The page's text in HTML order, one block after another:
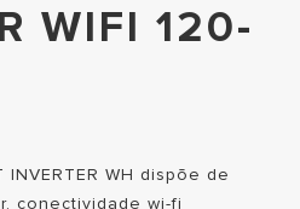
POTÊNCIA
WIFI 120-
INVERTER WH dispõe de
conectividade wi-fi